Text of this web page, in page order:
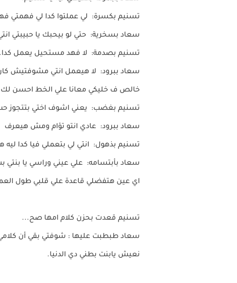
تسنيم بكسرة: لي عملتوا كدا لي فهمتي
سعاد بسخرية: حتي لو بيحبك يا حبيبتي
تسنيم بصدمة: لا فهد مستحيل يعمل كدا.
سعاد ببرود: لا هيعمل انتي مشوفتيش
خالص ف خليكي معانا علي الخط احسن
تسنيم بغضب: يعني اشوف اختي
سعاد ببرود: عادي انتو تؤام ومش هيعرف
تسنيم بذهول: انتي لي بتعملي فيا كدا ليه
سعاد بأبتسامه: علي عيني وراسي يا
اي عين هتفضلي قاعدة علي قلبي طول
تسنيم قعدت بحزن كلام امها صح...
سعاد طبطبت عليها : شوفتي بقي أن
نعيش يابنت بطني دي الدنيا.